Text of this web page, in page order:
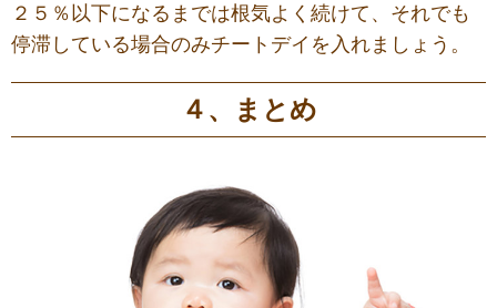
２５％以下になるまでは根気よく続けて、それでも
停滞している場合のみチートデイを入れましょう。
４、まとめ